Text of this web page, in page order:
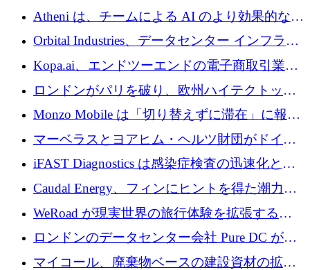
目を向けているため、InRentoの資金調達額は
1億ユーロを突破
Atheni は、チームによる AI のより効果的な使
用を支援するために 35 万ポンドを確保
Orbital Industries、データセンター インフラス
トラクチャ システムの拡張に 5,000 万ドルを
確保
Kopa.ai、エンドツーエンドの電子商取引業務
用の AI エージェントを構築するために 200
万ユーロを調達
ロンドンがパリを破り、欧州ハイテクトップ
の座を奪還
Monzo Mobile は「切り替えずに滞在」に報酬
を与える
マーベラスとヨアヒム・ヘルツ財団がドイツ
の商業化ギャップを埋めるために2,000万ユー
ロのディープテック基金を立ち上げる
iFAST Diagnostics は感染症検査の迅速化と抗
菌薬耐性への取り組みに 500 万ポンドを寄付
Caudal Energy、フィンにヒントを得た潮力発
電技術の規模拡大に向けて 430 万ポンドを調
WeRoad が現実世界の旅行体験を拡張するた
めに 5,800 万ドルを獲得
ロンドンのデータセンター会社 Pure DC が欧
州と中東の拡張に 27 億ドルを確保
マイコール、廃棄物ベースの建設資材の拡大